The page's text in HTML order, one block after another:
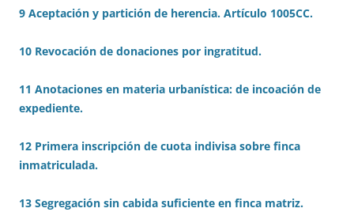
9 Aceptación y partición de herencia. Artículo 1005CC.
10 Revocación de donaciones por ingratitud.
11 Anotaciones en materia urbanística: de incoación de
expediente.
12 Primera inscripción de cuota indivisa sobre finca
inmatriculada.
13 Segregación sin cabida suficiente en finca matriz.